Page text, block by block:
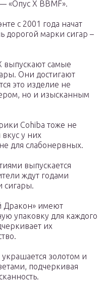
«Опус X BBMF».
с 2001 года начат
дорогой марки сигар –
выпускают самые
Они достигают
это изделие не
но и изысканным
Cohiba тоже не
у них
для слабонервных.
выпускается
ждут годами
сигары.
Дракон» имеют
упаковку для каждого
их
золотом и
подчеркивая